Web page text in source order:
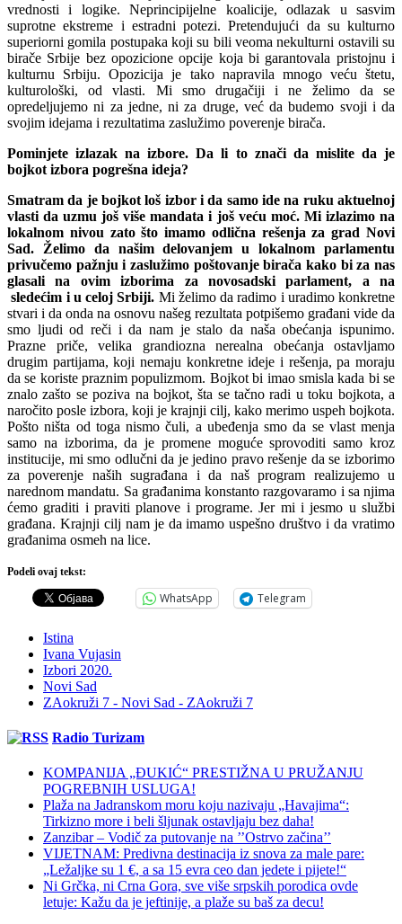
vrednosti i logike. Neprincipijelne koalicije, odlazak u sasvim
suprotne ekstreme i estradni potezi. Pretendujući da su kulturno
superiorni gomila postupaka koji su bili veoma nekulturni ostavili su
birače Srbije bez opozicione opcije koja bi garantovala pristojnu i
kulturnu Srbiju. Opozicija je tako napravila mnogo veću štetu,
kulturološki, od vlasti. Mi smo drugačiji i ne želimo da se
opredeljujemo ni za jedne, ni za druge, već da budemo svoji i da
svojim idejama i rezultatima zaslužimo poverenje birača.
Pominjete izlazak na izbore. Da li to znači da mislite da je
bojkot izbora pogrešna ideja?
Smatram da je bojkot loš izbor i da samo ide na ruku aktuelnoj
vlasti da uzmu još više mandata i još veću moć. Mi izlazimo na
lokalnom nivou zato što imamo odlična rešenja za grad Novi
Sad. Želimo da našim delovanjem u lokalnom parlamentu
privučemo pažnju i zaslužimo poštovanje birača kako bi za nas
glasali na ovim izborima za novosadski parlament, a na
sledećim i u celoj Srbiji. Mi želimo da radimo i uradimo konkretne
stvari i da onda na osnovu našeg rezultata potpišemo građani vide da
smo ljudi od reči i da nam je stalo da naša obećanja ispunimo.
Prazne priče, velika grandiozna nerealna obećanja ostavljamo
drugim partijama, koji nemaju konkretne ideje i rešenja, pa moraju
da se koriste praznim populizmom. Bojkot bi imao smisla kada bi se
znalo zašto se poziva na bojkot, šta se tačno radi u toku bojkota, a
naročito posle izbora, koji je krajnji cilj, kako merimo uspeh bojkota.
Pošto ništa od toga nismo čuli, a ubeđenja smo da se vlast menja
samo na izborima, da je promene moguće sprovoditi samo kroz
institucije, mi smo odlučni da je jedino pravo rešenje da se izborimo
za poverenje naših sugrađana i da naš program realizujemo u
narednom mandatu. Sa građanima konstanto razgovaramo i sa njima
ćemo graditi i praviti planove i programe. Jer mi i jesmo u službi
građana. Krajnji cilj nam je da imamo uspešno društvo i da vratimo
građanima osmeh na lice.
Podeli ovaj tekst:
WhatsApp Telegram
Istina
Ivana Vujasin
Izbori 2020.
Novi Sad
ZAokruži 7 - Novi Sad - ZAokruži 7
Radio Turizam
KOMPANIJA „ĐUKIĆ“ PRESTIŽNA U PRUŽANJU
POGREBNIH USLUGA!
Plaža na Jadranskom moru koju nazivaju „Havajima“:
Tirkizno more i beli šljunak ostavljaju bez daha!
Zanzibar – Vodič za putovanje na ’’Ostrvo začina’’
VIJETNAM: Predivna destinacija iz snova za male pare:
„Ležaljke su 1 €, a sa 15 evra ceo dan jedete i pijete!“
Ni Grčka, ni Crna Gora, sve više srpskih porodica ovde
letuje: Kažu da je jeftinije, a plaže su baš za decu!